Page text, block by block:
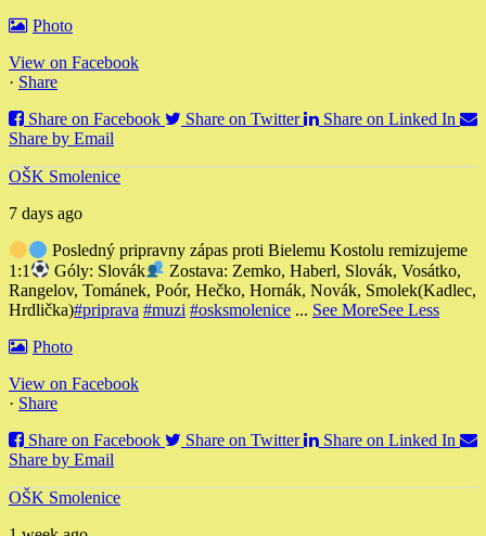
Photo
View on Facebook
· Share
Share on Facebook
Share on Twitter
Share on Linked In
Share by Email
OŠK Smolenice
7 days ago
Posledný pripravny zápas proti Bielemu Kostolu remizujeme
1:1
Góly: Slovák
Zostava: Zemko, Haberl, Slovák, Vosátko,
Rangelov, Tománek, Poór, Hečko, Hornák, Novák, Smolek(Kadlec,
Hrdlička)#priprava #muzi #osksmolenice ... See MoreSee Less
Photo
View on Facebook
· Share
Share on Facebook
Share on Twitter
Share on Linked In
Share by Email
OŠK Smolenice